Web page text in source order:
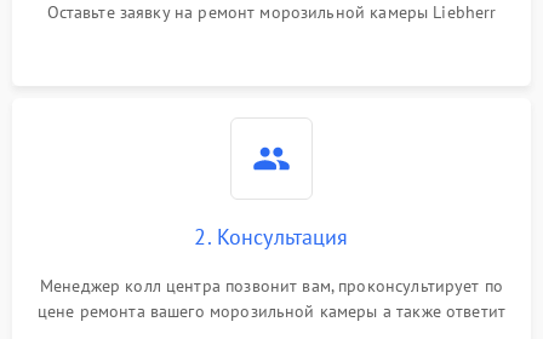
Оставьте заявку на ремонт морозильной камеры Liebherr
2. Консультация
Менеджер колл центра позвонит вам, проконсультирует по
цене ремонта вашего морозильной камеры а также ответит